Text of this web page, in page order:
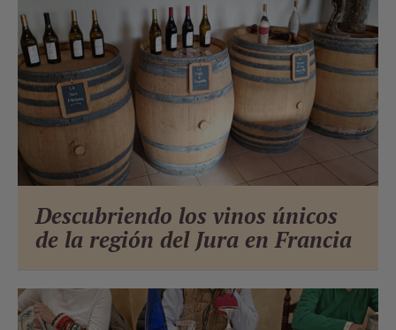
Descubriendo los vinos únicos
de la región del Jura en Francia